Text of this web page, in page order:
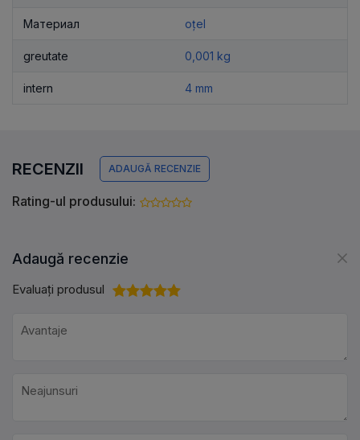
Материал oțel
greutate 0,001 kg
intern 4 mm
RECENZII ADAUGĂ RECENZIE
Rating-ul produsului:
Adaugă recenzie
Evaluați produsul